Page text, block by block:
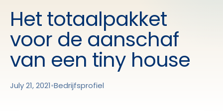
Het totaalpakket
voor de aanschaf
van een tiny house
July 21, 2021•Bedrijfsprofiel